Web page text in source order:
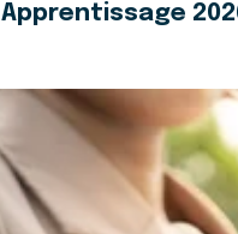
Apprentissage